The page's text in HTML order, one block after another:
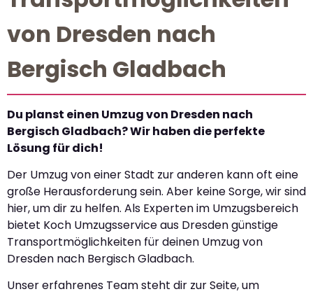
von Dresden nach
Bergisch Gladbach
Du planst einen Umzug von Dresden nach
Bergisch Gladbach? Wir haben die perfekte
Lösung für dich!
Der Umzug von einer Stadt zur anderen kann oft eine
große Herausforderung sein. Aber keine Sorge, wir sind
hier, um dir zu helfen. Als Experten im Umzugsbereich
bietet Koch Umzugsservice aus Dresden günstige
Transportmöglichkeiten für deinen Umzug von
Dresden nach Bergisch Gladbach.
Unser erfahrenes Team steht dir zur Seite, um